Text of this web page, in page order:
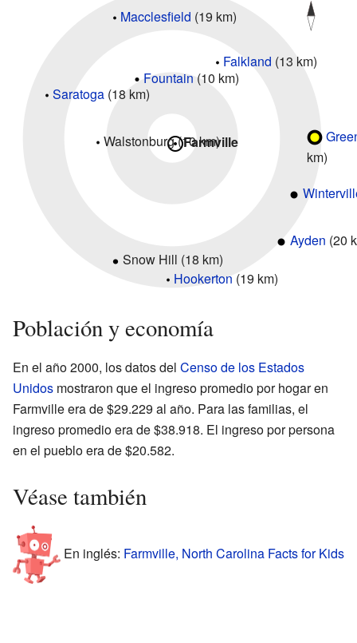
Farmville
Ayden (20
Falkland (13 km)
Fountain (10 km)
km)
Hookerton (19 km)
Macclesfield (19 km)
Saratoga(18 km)
Snow Hill (18 km)
Walstonburg (10 km)
Población y economía
En el año 2000, los datos del Censo de los Estados
Unidos mostraron que el ingreso promedio por hogar en
Farmville era de $29.229 al año. Para las familias, el
ingreso promedio era de $38.918. El ingreso por persona
en el pueblo era de $20.582.
Véase también
En inglés: Farmville, North Carolina Facts for Kids